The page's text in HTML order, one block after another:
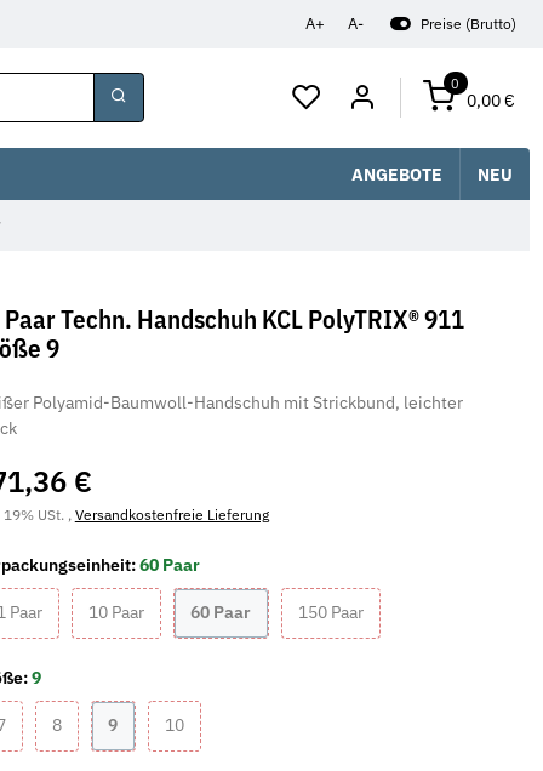
A+ A- Preise (Brutto)
0
0,00 €
ANGEBOTE NEU
Techn. Handschuh KCL PolyTRIX® 911
9
Polyamid-Baumwoll-Handschuh mit Strickbund, leichter
€
USt. ,Versandkostenfreie Lieferung
60 Paar
Paar1 Paar 10 Paar10 Paar60 Paar60 Paar150 Paar150 Paar
9
7 88 99 1010